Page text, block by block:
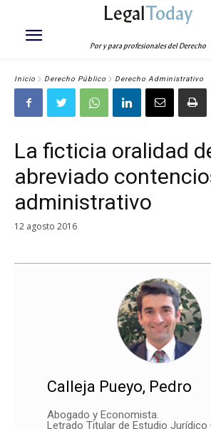
LegalToday
Por y para profesionales del Derecho
Inicio Derecho Público Derecho Administrativo
La ficticia oralidad
abreviado
administrativo
12 agosto 2016
Calleja Pueyo, Pedro
Abogado y Economista.
Letrado Titular de Estudio Jurídico